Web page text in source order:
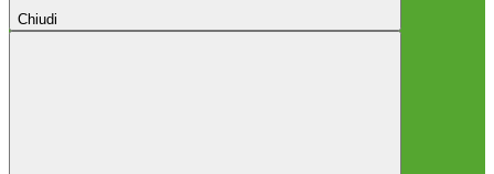
Chiudi